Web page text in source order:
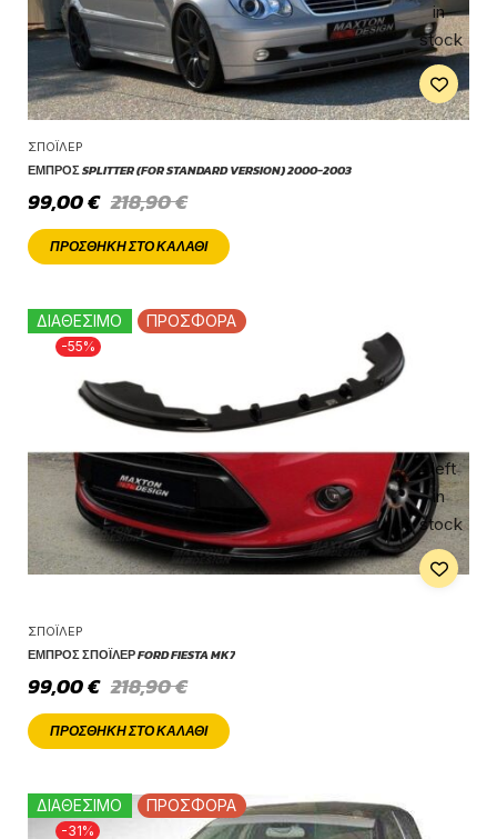
in
stock
ΣΠΌΙΛΕΡ
ΕΜΠΡΌΣ SPLITTER (FOR STANDARD VERSION) 2000-2003
218,90€
99,00€
ΠΡΟΣΘΉΚΗ ΣΤΟ ΚΑΛΆΘΙ
-55%
ΔΙΑΘΕΣΙΜΟ ΠΡΟΣΦΟΡΑ
1 left
in
stock
ΣΠΌΙΛΕΡ
ΕΜΠΡΌΣ ΣΠΌΙΛΕΡ FORD FIESTA MK7
218,90€
99,00€
ΠΡΟΣΘΉΚΗ ΣΤΟ ΚΑΛΆΘΙ
-31%
ΔΙΑΘΕΣΙΜΟ ΠΡΟΣΦΟΡΑ